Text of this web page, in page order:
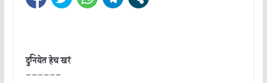
दुनियेत हेच खरं
——————